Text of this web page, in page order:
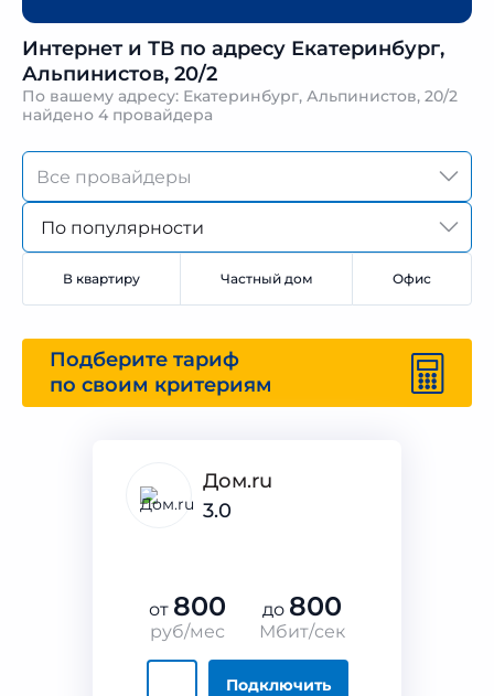
Интернет и ТВ по адресу Екатеринбург,
Альпинистов, 20/2
По вашему адресу: Екатеринбург, Альпинистов, 20/2
найдено 4 провайдера
По популярности
В квартиру Частный дом Офис
Подберите тариф
по своим критериям
Дом.ru
3.0
от 800
руб/мес
до 800
Мбит/сек
Подключить